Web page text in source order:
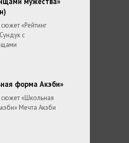
«Рейтинг
с
форма Акэби»
сюжет «Школьная
Мечта Акэби